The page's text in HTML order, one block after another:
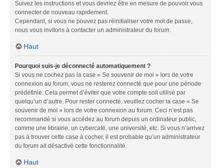
Suivez les instructions et vous devriez être en mesure de pouvoir vous
connecter de nouveau rapidement.
Cependant, si vous ne pouvez pas réinitialiser votre mot de passe,
nous vous invitons à contacter un administrateur du forum.
Haut
Pourquoi suis-je déconnecté automatiquement ?
Si vous ne cochez pas la case « Se souvenir de moi » lors de votre
connexion au forum, vous ne resterez connecté que pour une période
prédéfinie. Cela permet d’éviter que votre compte soit utilisé par
quelqu’un d’autre. Pour rester connecté, veuillez cocher la case « Se
souvenir de moi » lors de votre connexion au forum. Ceci n’est pas
recommandé si vous accédez au forum depuis un ordinateur public,
comme une librairie, un cybercafé, une université, etc. Si vous n’arrivez
pas à trouver cette case à cocher, il est probable qu’un administrateur
du forum ait désactivé cette fonctionnalité.
Haut